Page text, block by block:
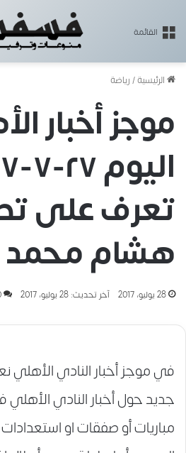
القائمة
الرئيسية/رياضة
موجز أخبار
تعرف على
هشام محمد
28 يوليو، 2017 آخر تحديث: 28 يوليو، 2017
في موجز أخبار النادي
جديد حول أخبار النادي الأهلي
مباريات أو صفقات او